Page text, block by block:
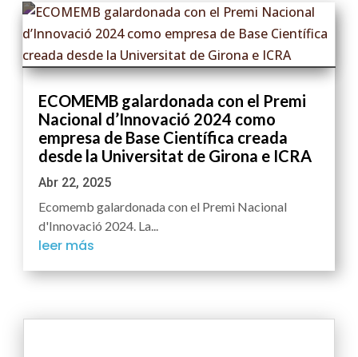
ECOMEMB galardonada con el Premi
Nacional d’Innovació 2024 como
empresa de Base Científica creada
desde la Universitat de Girona e ICRA
Abr 22, 2025
Ecomemb galardonada con el Premi Nacional
d'Innovació 2024. La...
leer más